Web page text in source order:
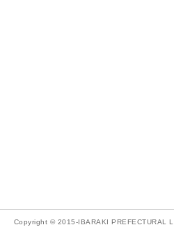
Copyright © 2015-IBARAKI PREFECTURAL